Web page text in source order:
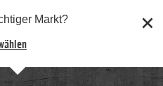
Markt?